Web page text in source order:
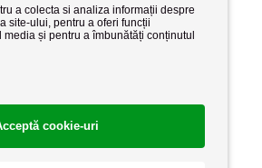
Termeni si conditii
a colecta si analiza informații despre
site-ului, pentru a oferi funcții
și pentru a îmbunătăți conținutul
cookie-uri